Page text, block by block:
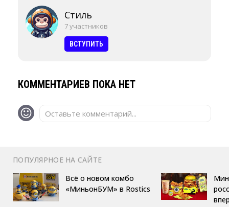
Стиль
7 участников
ВСТУПИТЬ
КОММЕНТАРИЕВ ПОКА НЕТ
Оставьте комментарий...
ПОПУЛЯРНОЕ НА САЙТЕ
Всё о новом комбо
«МиньонБУМ» в Rostics